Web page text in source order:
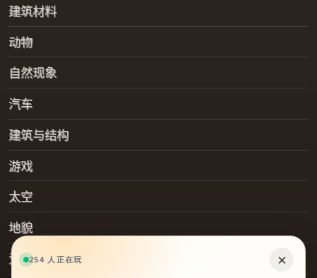
建筑材料
动物
自然现象
汽车
建筑与结构
游戏
太空
地貌
爱好